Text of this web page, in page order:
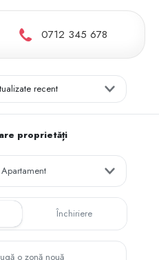
0712 345 678
recent
proprietăți
Apartament
Închiriere